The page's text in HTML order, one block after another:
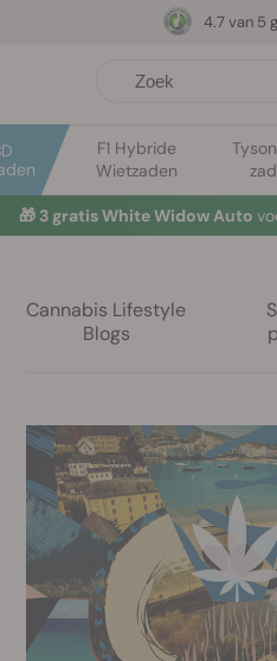
F1 Hybride
Wietzaden
4.7 van 5
🎁 3 gratis White Widow Auto
Cannabis Lifestyle
Blogs